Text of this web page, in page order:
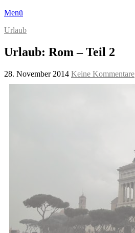
Menü
Urlaub
Urlaub: Rom – Teil 2
28. November 2014 Keine Kommentare